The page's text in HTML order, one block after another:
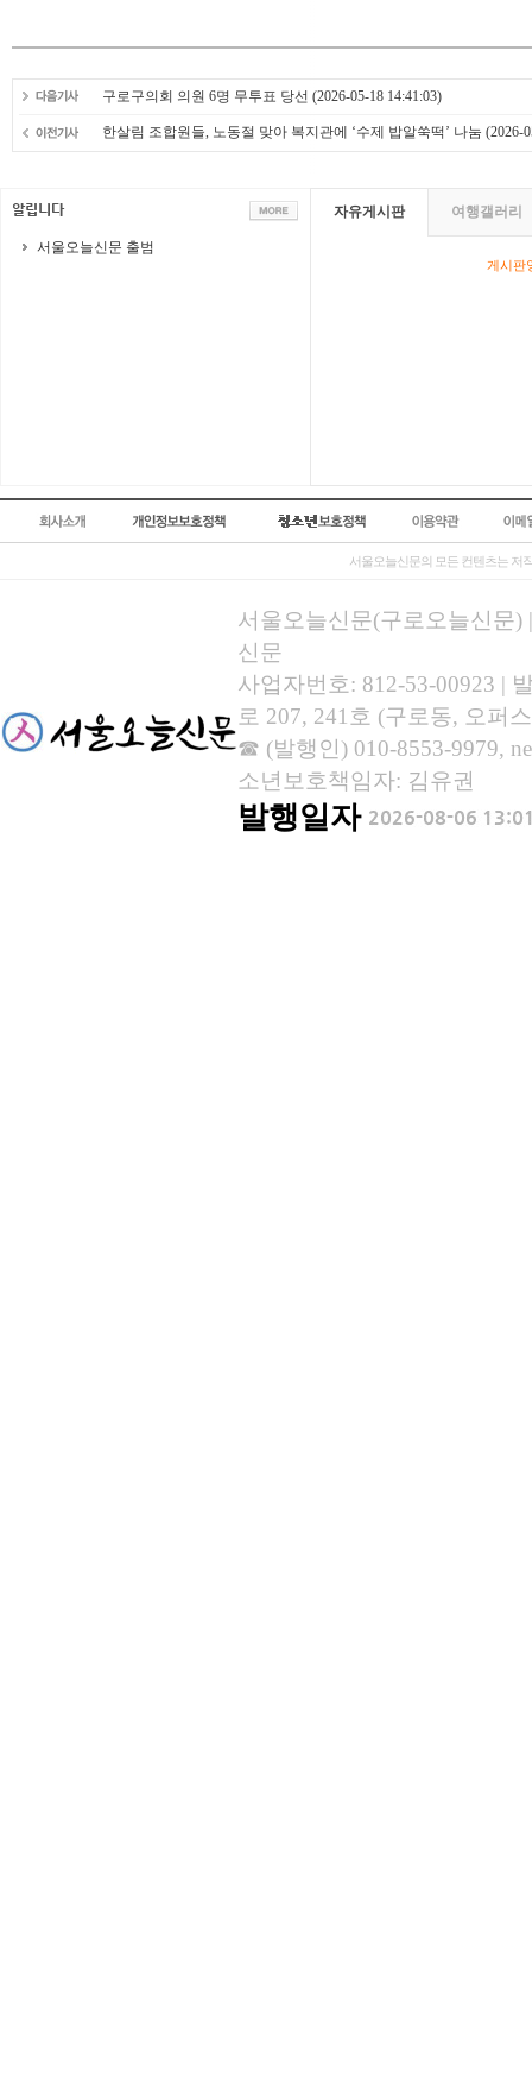
구로구의회 의원 6명 무투표 당선 (2026-05-18 14:41:03)
한살림 조합원들, 노동절 맞아 복지관에 ‘수제 밥알쑥떡’ 나눔 (2026-
서울오늘신문 출범
자유게시판 여행갤러리
게시판
서울오늘신문의 모든 컨텐츠는 저
서울오늘신문(구로오늘신문)
신문
사업자번호: 812-53-00923 |
로 207, 241호 (구로동, 오퍼
☎ (발행인) 010-8553-9979,
소년보호책임자: 김유권
발행일자